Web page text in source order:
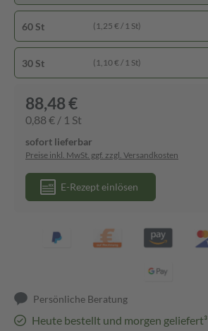
60 St (1,25 € / 1 St)
30 St (1,10 € / 1 St)
88,48 €
0,88 € / 1 St
sofort lieferbar
Preise inkl. MwSt. ggf. zzgl. Versandkosten
E-Rezept einlösen
Persönliche Beratung
Heute bestellt und morgen geliefert³